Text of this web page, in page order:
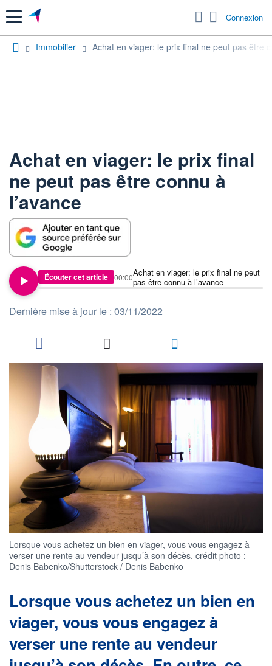
Menu Connexion
Immobilier Achat en viager: le prix final ne peut pas être
Achat en viager: le prix final
ne peut pas être connu à
l’avance
Écouter cet article
Achat en viager: le prix final ne peut
pas être connu à l’avance
00:00
Dernière mise à jour le : 03/11/2022
Lorsque vous achetez un bien en viager, vous vous engagez à
verser une rente au vendeur jusqu’à son décès. crédit photo :
Denis Babenko/Shutterstock / Denis Babenko
Lorsque vous achetez un bien en
viager, vous vous engagez à
verser une rente au vendeur